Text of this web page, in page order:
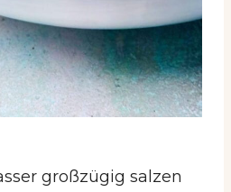
großzügig salzen